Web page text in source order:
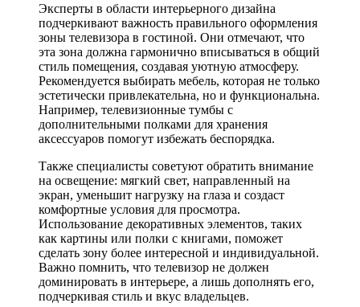
Эксперты в области интерьерного дизайна
подчеркивают важность правильного оформления
зоны телевизора в гостиной. Они отмечают, что
эта зона должна гармонично вписываться в общий
стиль помещения, создавая уютную атмосферу.
Рекомендуется выбирать мебель, которая не только
эстетически привлекательна, но и функциональна.
Например, телевизионные тумбы с
дополнительными полками для хранения
аксессуаров помогут избежать беспорядка.
Также специалисты советуют обратить внимание
на освещение: мягкий свет, направленный на
экран, уменьшит нагрузку на глаза и создаст
комфортные условия для просмотра.
Использование декоративных элементов, таких
как картины или полки с книгами, поможет
сделать зону более интересной и индивидуальной.
Важно помнить, что телевизор не должен
доминировать в интерьере, а лишь дополнять его,
подчеркивая стиль и вкус владельцев.